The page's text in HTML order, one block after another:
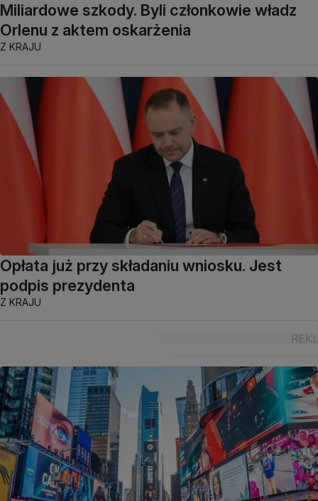
Miliardowe szkody. Byli członkowie władz
Orlenu z aktem oskarżenia
Z KRAJU
Opłata już przy składaniu wniosku. Jest
podpis prezydenta
Z KRAJU